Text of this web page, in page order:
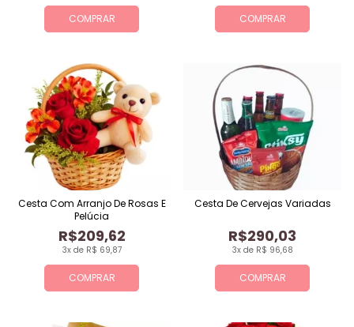
COMPRAR COMPRAR
COMPRAR
3x de R$ 69,87
R$209,62
Cesta Com Arranjo De Rosas E
Pelúcia
COMPRAR
3x de R$ 96,68
R$290,03
Cesta De Cervejas Variadas